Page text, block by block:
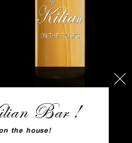
Bar !
the house!